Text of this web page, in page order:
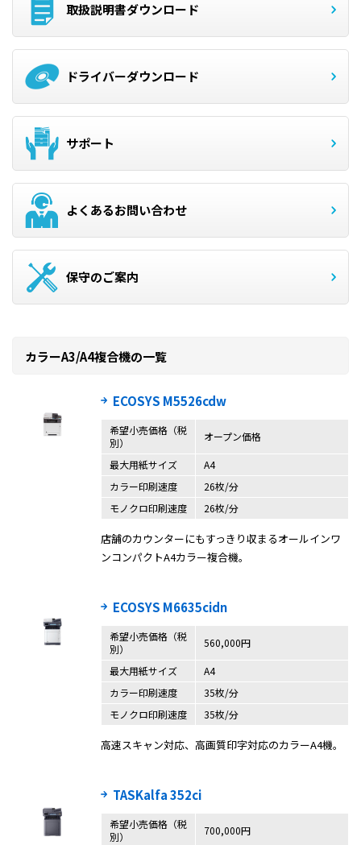
取扱説明書ダウンロード
ドライバーダウンロード
サポート
よくあるお問い合わせ
保守のご案内
カラーA3/A4複合機の一覧
ECOSYS M5526cdw
希望小売価格（税
別）
オープン価格
最大用紙サイズ
A4
カラー印刷速度
26枚/分
モノクロ印刷速度
26枚/分
店舗のカウンターにもすっきり収まるオールインワ
ンコンパクトA4カラー複合機。
ECOSYS M6635cidn
希望小売価格（税
別）
560,000円
最大用紙サイズ
A4
カラー印刷速度
35枚/分
モノクロ印刷速度
35枚/分
高速スキャン対応、高画質印字対応のカラーA4機。
TASKalfa 352ci
希望小売価格（税
別）
700,000円